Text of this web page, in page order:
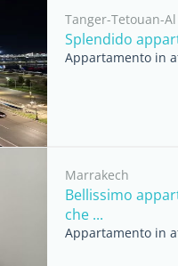
Tanger-Tetouan-
Splendido
Appartamento in
Marrakech
Bellissimo
che ...
Appartamento in